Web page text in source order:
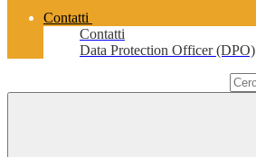
Contatti
Contatti
Data Protection Officer (DPO)